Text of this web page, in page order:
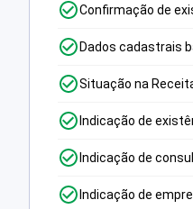
Confirmação de
Dados cadastrais
Situação na
Indicação de
Indicação de
Indicação de